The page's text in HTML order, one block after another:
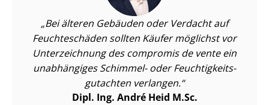
Bei älteren Gebäuden oder Verdacht auf
Feuchteschäden sollten Käufer möglichst vor
Unterzeichnung des compromis de vente ein
unabhängiges Schimmel- oder Feuch­tig­keits­
gut­ach­ten verlangen.
Dipl. Ing. André Heid M.Sc.